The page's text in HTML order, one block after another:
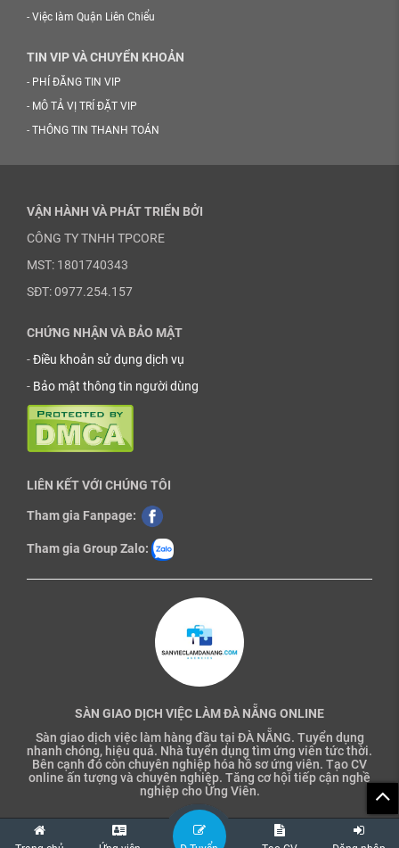
- Việc làm Quận Liên Chiểu
TIN VIP VÀ CHUYỂN KHOẢN
- PHÍ ĐĂNG TIN VIP
- MÔ TẢ VỊ TRÍ ĐẶT VIP
- THÔNG TIN THANH TOÁN
VẬN HÀNH VÀ PHÁT TRIỂN BỞI
CÔNG TY TNHH TPCORE
MST: 1801740343
SĐT: 0977.254.157
CHỨNG NHẬN VÀ BẢO MẬT
-Điều khoản sử dụng dịch vụ
- Bảo mật thông tin người dùng
LIÊN KẾT VỚI CHÚNG TÔI
Tham gia Fanpage:
Tham gia Group Zalo:
SÀN GIAO DỊCH VIỆC LÀM ĐÀ NẴNG ONLINE
Sàn giao dịch việc làm hàng đầu tại ĐÀ NẴNG. Tuyển dụng
nhanh chóng, hiệu quả. Nhà tuyển dụng tìm ứng viên tức thời.
Bên cạnh đó còn chuyên nghiệp hóa hồ sơ ứng viên. Tạo CV
online ấn tượng và chuyên nghiệp. Tăng cơ hội tiếp cận nghề
nghiệp cho Ứng Viên.